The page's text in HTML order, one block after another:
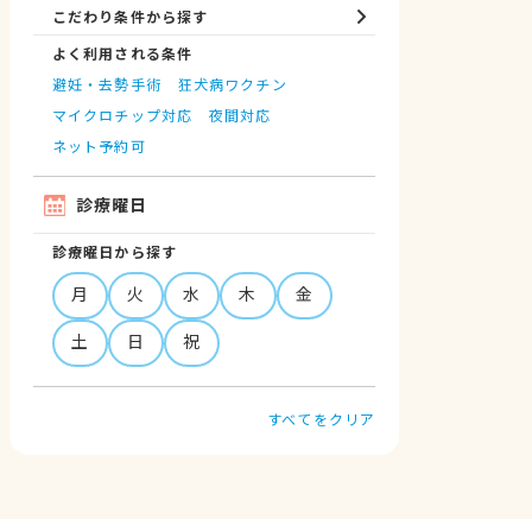
こだわり条件から探す
よく利用される条件
避妊・去勢手術
狂犬病ワクチン
マイクロチップ対応
夜間対応
ネット予約可
診療曜日
診療曜日から探す
月 火 水 木
金
土
日 祝
すべてをクリア